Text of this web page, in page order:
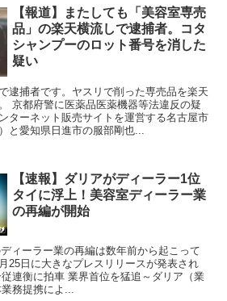
【報道】またしても「美容室専売
品」の楽天横流しで逮捕者。コタ
シャンプーのロット番号を消した
疑い
逮捕者です。ヤスリで削った専売品を楽天
京都府警に医薬品医薬機器等法違反の疑
ターネット販売サイトを運営する名古屋市
と愛知県日進市の服部剛也...
【速報】ダリアがディーラー1位
タイに浮上！美容室ディーラー業
の再編が開始
ィーラー業の再編は数年前から起こって
25日に大きなプレスリリースが発表され
連衡に拍車 業界首位を猛追～ダリア（業
務提携によ...